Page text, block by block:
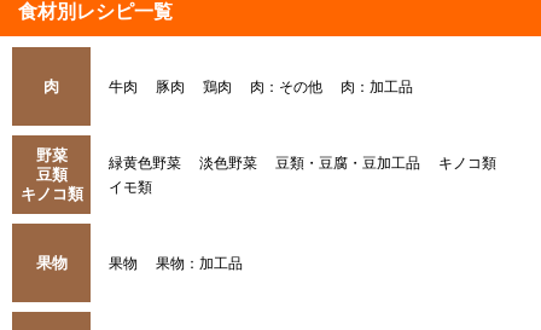
食材別レシピ一覧
肉 牛肉 豚肉 鶏肉 肉：その他 肉：加工品
野菜
豆類
キノコ類
緑黄色野菜 淡色野菜 豆類・豆腐・豆加工品
キノコ類
イモ類
果物 果物 果物：加工品